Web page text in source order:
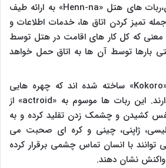
به گزارش جام جم آنلاین،ربات های هتل «Henn-na» به ارائه طیف
تمیز کردن اتاق ها، خدمات اطلاعات و
معنی که کل کار های اقامت در هتل توسط
بارها توسط آن ها به اتاق حمل خواهد
ربات ها توسط شرکت «Kokoro» ساخته شده اند که چهره هایی
شبیه زنان جوان ژاپنی دارند. این ربات ها موسوم به «actroid» از
نفس کشیدن و چشمک زدن تقلید کرده و به
ژاپنی، چینی و کره ای صحبت می
با انسان تماس چشمی برقرار کرده
نشان دهند.